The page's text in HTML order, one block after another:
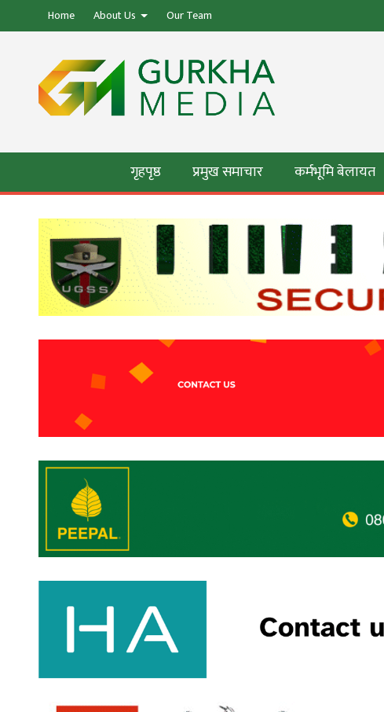
Home About Us Our Team
गृहपृष्ठ प्रमुख समाचार कर्मभूमि बेलायत